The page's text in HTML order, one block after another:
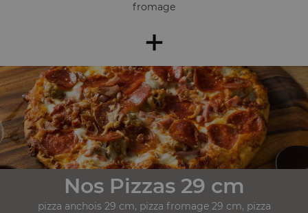
fromage
+
Nos Pizzas 29 cm
pizza anchois 29 cm, pizza fromage 29 cm, pizza